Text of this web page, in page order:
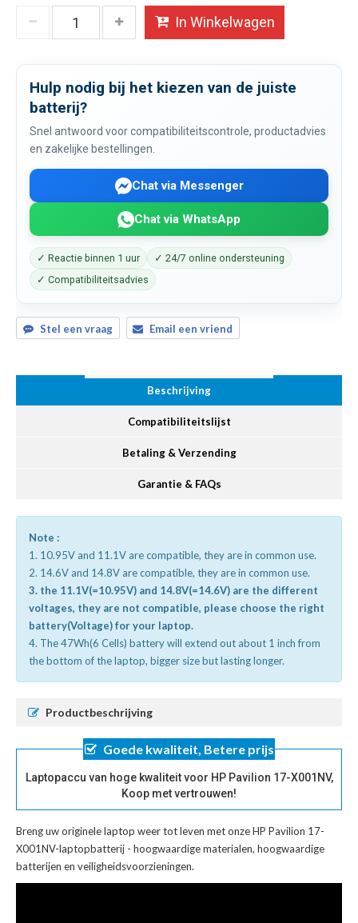
In Winkelwagen
Hulp nodig bij het kiezen van de juiste
batterij?
Snel antwoord voor compatibiliteitscontrole, productadvies
en zakelijke bestellingen.
Chat via Messenger
Chat via WhatsApp
✓ Reactie binnen 1 uur
✓ 24/7 online ondersteuning
✓ Compatibiliteitsadvies
Stel een vraag Email een vriend
Beschrijving
Compatibiliteitslijst
Betaling & Verzending
Garantie & FAQs
Note :
1. 10.95V and 11.1V are compatible, they are in common use.
2. 14.6V and 14.8V are compatible, they are in common use.
3. the 11.1V(=10.95V) and 14.8V(=14.6V) are the different
voltages, they are not compatible, please choose the right
battery(Voltage) for your laptop.
4. The 47Wh(6 Cells) battery will extend out about 1 inch from
the bottom of the laptop, bigger size but lasting longer.
Productbeschrijving
Goede kwaliteit, Betere prijs
Laptopaccu van hoge kwaliteit voor HP Pavilion 17-X001NV,
Koop met vertrouwen!
Breng uw originele laptop weer tot leven met onzeHP Pavilion 17-
X001NV-laptopbatterij - hoogwaardige materialen, hoogwaardige
batterijen en veiligheidsvoorzieningen.